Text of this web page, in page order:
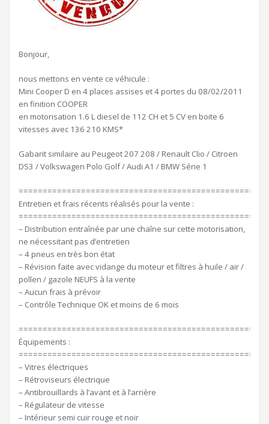
Bonjour,
nous mettons en vente ce véhicule :
Mini Cooper D en 4 places assises et 4 portes du 08/02/2011
en finition COOPER
en motorisation 1.6 L diesel de 112 CH et 5 CV en boite 6
vitesses avec 136 210 KMS*
Gabarit similaire au Peugeot 207 208 / Renault Clio / Citroen
DS3 / Volkswagen Polo Golf / Audi A1 / BMW Série 1
Entretien et frais récents réalisés pour la vente :
– Distribution entraînée par une chaîne sur cette motorisation,
ne nécessitant pas d’entretien
– 4 pneus en très bon état
– Révision faite avec vidange du moteur et filtres à huile / air /
pollen / gazole NEUFS à la vente
– Aucun frais à prévoir
– Contrôle Technique OK et moins de 6 mois
Équipements :
– Vitres électriques
– Rétroviseurs électrique
– Antibrouillards à l’avant et à l’arrière
– Régulateur de vitesse
– Intérieur semi cuir rouge et noir